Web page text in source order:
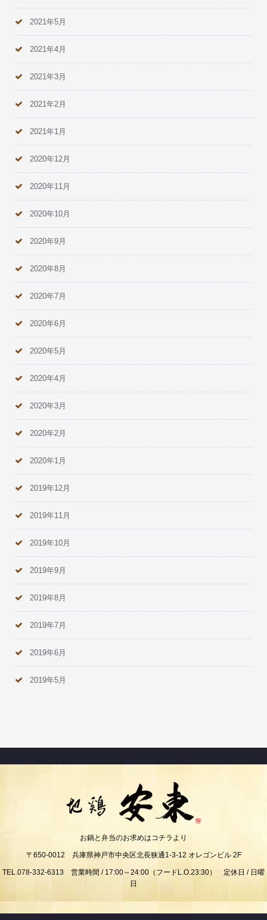
2021年5月
2021年4月
2021年3月
2021年2月
2021年1月
2020年12月
2020年11月
2020年10月
2020年9月
2020年8月
2020年7月
2020年6月
2020年5月
2020年4月
2020年3月
2020年2月
2020年1月
2019年12月
2019年11月
2019年10月
2019年9月
2019年8月
2019年7月
2019年6月
2019年5月
お鍋と弁当のお求めはコチラより
〒650-0012 兵庫県神戸市中央区北長狭通1-3-12 オレゴンビル 2F
TEL.078-332-6313 営業時間 / 17:00～24:00（フードL.O.23:30） 定休日 / 日曜
日